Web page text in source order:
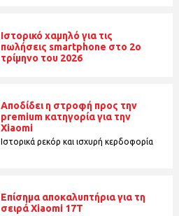
Ιστορικό χαμηλό για τις
πωλήσεις smartphone στο 2ο
τρίμηνο του 2026
Αποδίδει η στροφή προς την
premium κατηγορία για την
Xiaomi
Ιστορικά ρεκόρ και ισχυρή κερδοφορία
Επίσημα αποκαλυπτήρια για τη
σειρά Xiaomi 17T